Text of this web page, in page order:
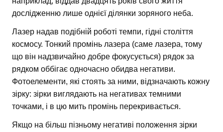
дослідженню лише однієї ділянки зоряного неба.
Лазер надав подібній роботі темпи, гідні століття
космосу. Тонкий промінь лазера (саме лазера, тому
що він надзвичайно добре фокусується) рядок за
рядком оббігає одночасно обидва негативи.
Фотоелементи, які стоять за ними, відзначають кожну
зірку: зірки виглядають на негативах темними
точками, і в цю мить промінь перекривається.
Якщо на більш пізньому негативі положення зірки